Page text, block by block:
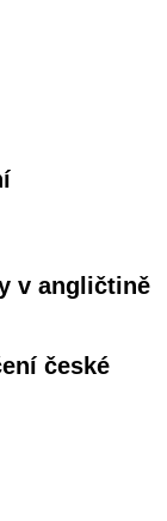
v angličtině
české